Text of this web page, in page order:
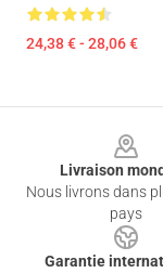
24,38 € - 28,06 €
Livraison
Nous livrons dans
pays
Garantie